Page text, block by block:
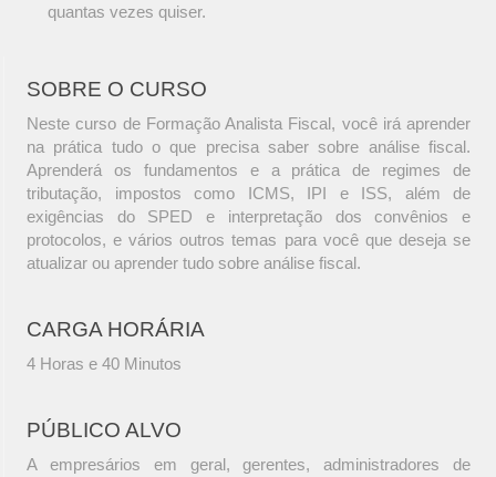
quantas vezes quiser.
SOBRE O CURSO
Neste curso de Formação Analista Fiscal, você irá aprender
na prática tudo o que precisa saber sobre análise fiscal.
Aprenderá os fundamentos e a prática de regimes de
tributação, impostos como ICMS, IPI e ISS, além de
exigências do SPED e interpretação dos convênios e
protocolos, e vários outros temas para você que deseja se
atualizar ou aprender tudo sobre análise fiscal.
CARGA HORÁRIA
4 Horas e 40 Minutos
PÚBLICO ALVO
A empresários em geral, gerentes, administradores de